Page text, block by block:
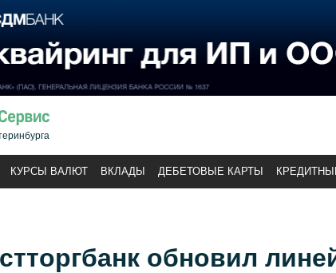
КУРСЫ ВАЛЮТ ВКЛАДЫ ДЕБЕТОВЫЕ КАРТЫ
обновил